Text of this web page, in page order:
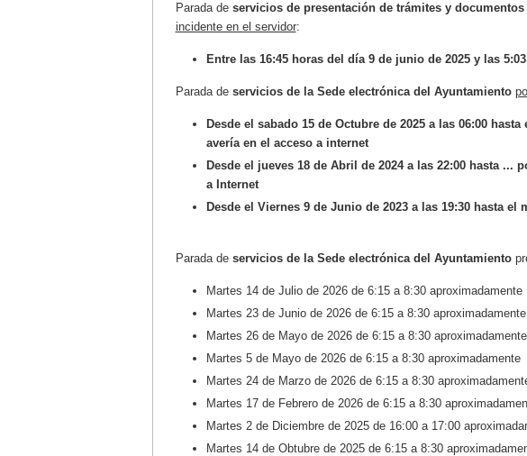
Parada de servicios de presentación de trámites y
incidente en el servidor:
Entre las 16:45 horas del día 9 de junio de 2025 y las
Parada de servicios de la Sede electrónica del Ayuntamiento
Desde el sabado 15 de Octubre de 2025 a las 06:00
avería en el acceso a internet
Desde el jueves 18 de Abril de 2024 a las 22:00 hasta
a Internet
Desde el Viernes 9 de Junio de 2023 a las 19:30 hasta
Parada de servicios de la Sede electrónica del Ayuntamiento
Martes 14 de Julio de 2026 de 6:15 a 8:30 aproximadamente
Martes 23 de Junio de 2026 de 6:15 a 8:30 aproximadamente
Martes 26 de Mayo de 2026 de 6:15 a 8:30 aproximadamente
Martes 5 de Mayo de 2026 de 6:15 a 8:30 aproximadamente
Martes 24 de Marzo de 2026 de 6:15 a 8:30
Martes 17 de Febrero de 2026 de 6:15 a 8:30
Martes 2 de Diciembre de 2025 de 16:00 a 17:00
Martes 14 de Obtubre de 2025 de 6:15 a 8:30